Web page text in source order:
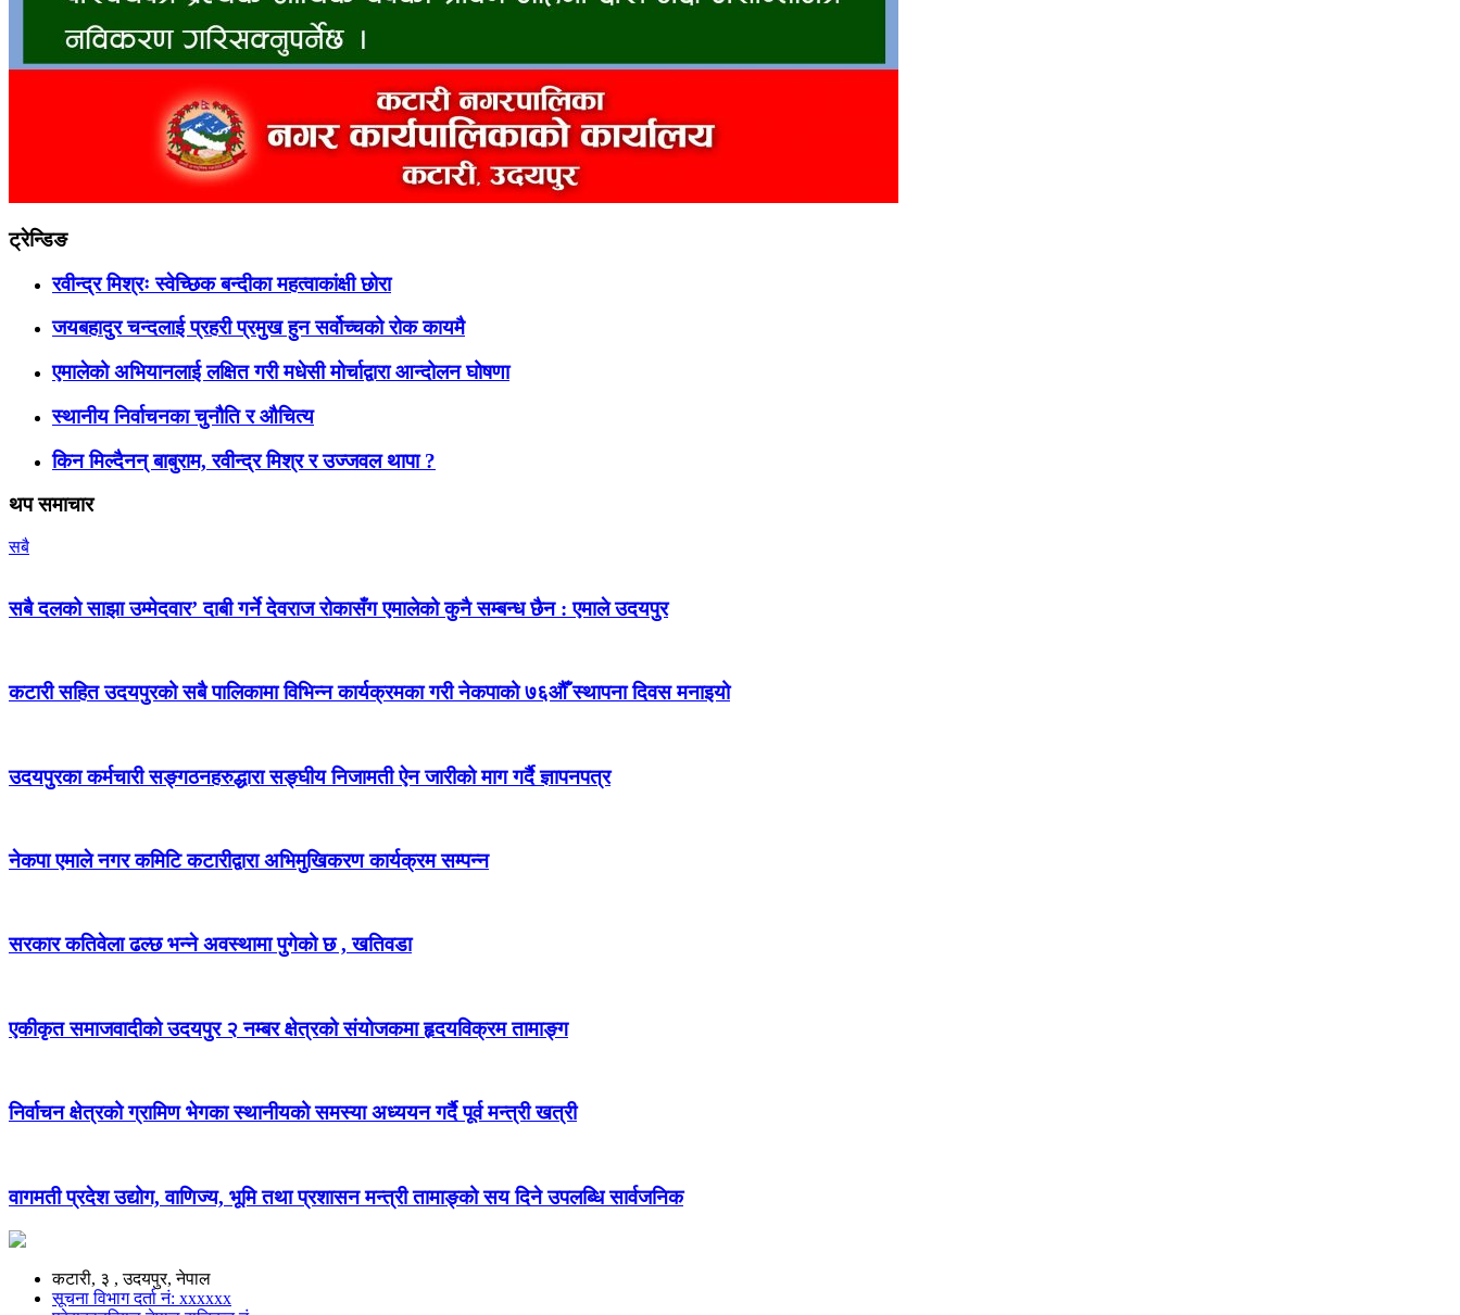
ट्रेन्डिङ
रवीन्द्र मिश्रः स्वेच्छिक बन्दीका महत्वाकांक्षी छोरा
जयबहादुर चन्दलाई प्रहरी प्रमुख हुन सर्वोच्चको रोक कायमै
एमालेको अभियानलाई लक्षित गरी मधेसी मोर्चाद्वारा आन्दोलन घोषणा
स्थानीय निर्वाचनका चुनौति र औचित्य
किन मिल्दैनन् बाबुराम, रवीन्द्र मिश्र र उज्जवल थापा ?
थप समाचार
सबै
सबै दलको साझा उम्मेदवार’ दाबी गर्ने देवराज रोकासँग एमालेको कुनै सम्बन्ध छैन : एमाले उदयपुर
कटारी सहित उदयपुरको सबै पालिकामा विभिन्न कार्यक्रमका गरी नेकपाको ७६औँ स्थापना दिवस मनाइयो
उदयपुरका कर्मचारी सङ्गठनहरुद्धारा सङ्घीय निजामती ऐन जारीको माग गर्दै ज्ञापनपत्र
नेकपा एमाले नगर कमिटि कटारीद्वारा अभिमुखिकरण कार्यक्रम सम्पन्न
सरकार कतिवेला ढल्छ भन्ने अवस्थामा पुगेको छ , खतिवडा
एकीकृत समाजवादीको उदयपुर २ नम्बर क्षेत्रको संयोजकमा हृदयविक्रम तामाङ्ग
निर्वाचन क्षेत्रको ग्रामिण भेगका स्थानीयको समस्या अध्ययन गर्दै पूर्व मन्त्री खत्री
वागमती प्रदेश उद्योग, वाणिज्य, भूमि तथा प्रशासन मन्त्री तामाङ्को सय दिने उपलब्धि सार्वजनिक
कटारी, ३ , उदयपुर, नेपाल
सूचना विभाग दर्ता नं: xxxxxx